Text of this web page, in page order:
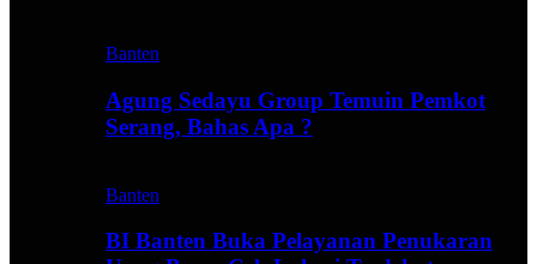
Banten
Agung Sedayu Group Temuin Pemkot
Serang, Bahas Apa ?
Banten
BI Banten Buka Pelayanan Penukaran